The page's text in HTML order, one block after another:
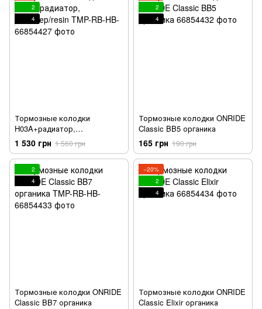
2
4
Тормозные колодки
H03A+радиатор,
полимер/resin
1 530 грн 1 560 грн
2
4
Тормозные колодки ONRIDE
Classic BB5 органика
165 грн 190 грн
2
4
Тормозные колодки ONRIDE
Classic BB7 органика
−20%
2
4
Тормозные колодки ONRIDE
Classic Elixir органика